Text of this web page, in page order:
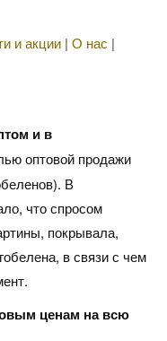
и акции | О нас |
и в
оптовой продажи
В
что спросом
покрывала,
в связи с чем
ценам на всю